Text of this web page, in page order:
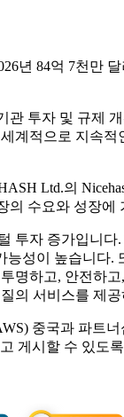
년 84억 7천만
투자 및 규제
적으로 지속
Ltd.의
수요와 성장
자 증가입니
성이 높습니다
명하고, 안전하
의 서비스를 제
중국과 파
게시할 수 있도